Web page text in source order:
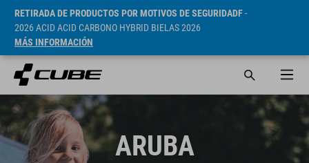
RETIRADA DE PRODUCTOS POR MOTIVOS DE SEGURIDADF-
2026 ACID ACID CARBONO HYBRID BIELAS 2026
MÁS INFORMACIÓN
ARUBA